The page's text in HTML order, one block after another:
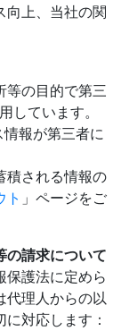
向上、当社の関
等の目的で第三
しています。
報が第三者に
積される情報の
ト 」ページをご
の請求について
保護法に定めら
代理人からの以
対応します：